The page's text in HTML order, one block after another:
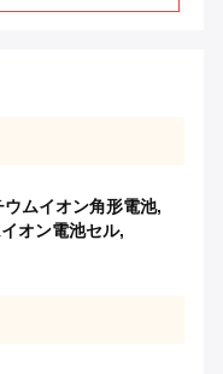
ムイオン角形電池,
オン電池セル,